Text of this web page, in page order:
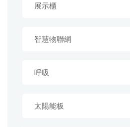
展示櫃
智慧物聯網
呼吸
太陽能板